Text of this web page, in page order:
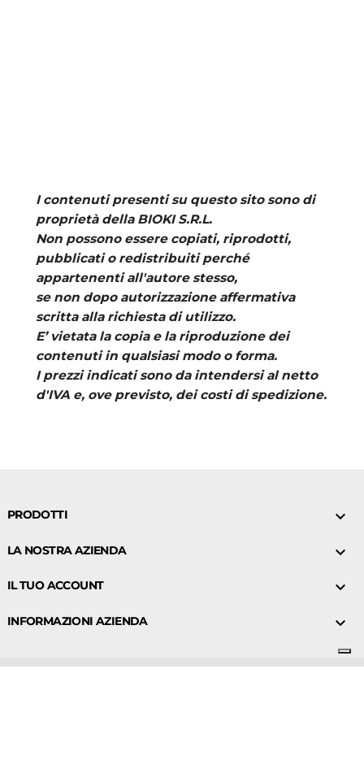
I contenuti presenti su questo sito sono di
proprietà della BIOKI S.R.L.
Non possono essere copiati, riprodotti,
pubblicati o redistribuiti perché
appartenenti all'autore stesso,
se non dopo autorizzazione affermativa
scritta alla richiesta di utilizzo.
E’ vietata la copia e la riproduzione dei
contenuti in qualsiasi modo o forma.
I prezzi indicati sono da intendersi al netto
d'IVA e, ove previsto, dei costi di spedizione.
PRODOTTI 
LA NOSTRA AZIENDA 
IL TUO ACCOUNT 
INFORMAZIONI AZIENDA 